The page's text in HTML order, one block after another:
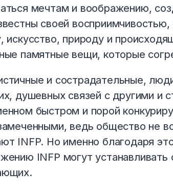
мечтам и воображению,
своей
искусство, природу и
памятные вещи, которые
и сострадательные,
душевных связей с другими
быстром и порой
ведь общество не
INFP. Но именно благодаря
INFP могут